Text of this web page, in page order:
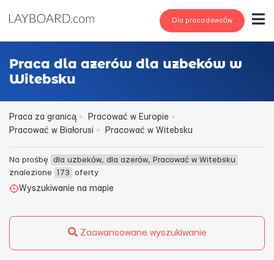
Dla pracodawców
Praca dla azerów dla uzbeków w
Witebsku
Praca za granicą
Pracować w Europie
Pracować w Białorusi
Pracować w Witebsku
Na prośbę dla uzbeków, dla azerów, Pracować w Witebsku
znalezione
173
oferty
Wyszukiwanie na mapie
Zaawansowane wyszukiwanie